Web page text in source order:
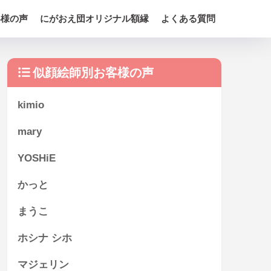
の声 にがおえ団オリジナル額縁 よくある質問
似顔絵師別お客様の声
kimio
mary
YOSHiE
かっと
まうこ
ホシナ シホ
マジェリン